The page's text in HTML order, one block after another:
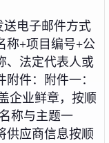
电子邮件方式
称+项目编号+公
、法定代表人或
件：附件一：
企业鲜章，按顺
称与主题一
供应商信息按顺